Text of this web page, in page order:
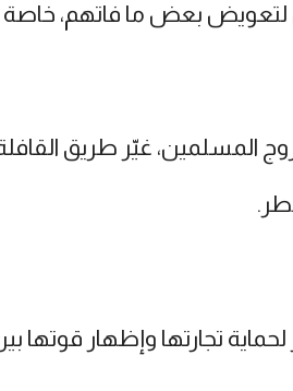
بعض ما فاتهم، خاصة
المسلمين، غيّر طريق
تجارتها وإظهار قوتها